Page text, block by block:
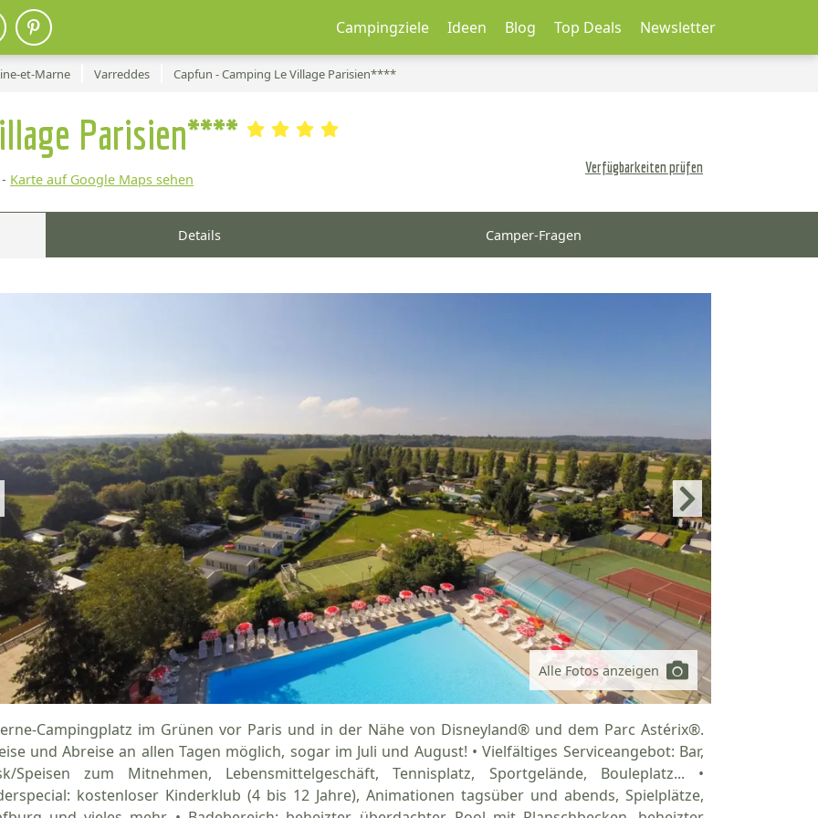
Campingziele Ideen Blog Top Deals Newsletter
et-Marne Varreddes Capfun - Camping Le Village Parisien****
Parisien****
Karte auf Google Maps sehen
Verfügbarkeiten prüfen
Details Camper-Fragen
Alle Fotos anzeigen
Campingplatz im Grünen vor Paris und in der Nähe von Disneyland® und dem Parc Astérix®.
und Abreise an allen Tagen möglich, sogar im Juli und August! • Vielfältiges Serviceangebot: Bar,
Speisen zum Mitnehmen, Lebensmittelgeschäft, Tennisplatz, Sportgelände, Bouleplatz... •
kostenloser Kinderklub (4 bis 12 Jahre), Animationen tagsüber und abends, Spielplätze,